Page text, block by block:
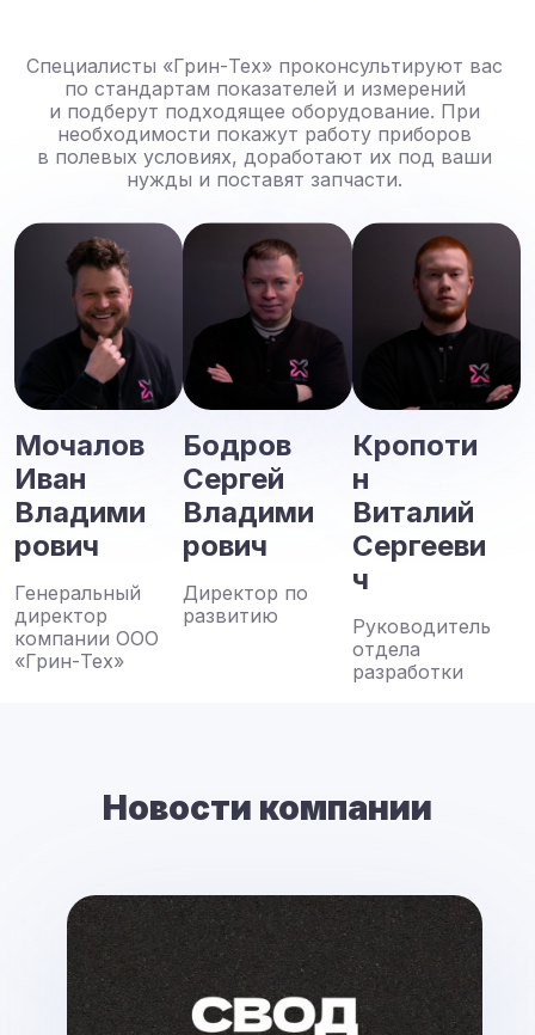
Специалисты «Грин-Тех» проконсультируют вас
по стандартам показателей и измерений
и подберут подходящее оборудование. При
необходимости покажут работу приборов
в полевых условиях, доработают их под ваши
нужды и поставят запчасти.
Мочалов
Иван
Владими
рович
Генеральный
директор
компании ООО
«Грин-Тех»
Бодров
Сергей
Владими
рович
Директор по
развитию
Кропоти
н
Виталий
Сергееви
ч
Руководитель
отдела
разработки
Новости компании